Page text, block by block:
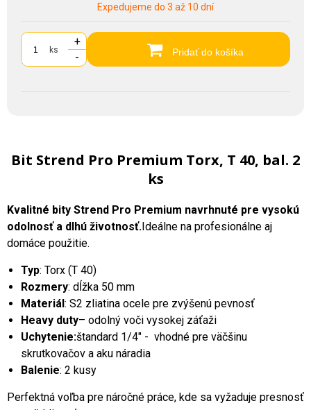
Expedujeme do 3 až 10 dní
ks
+
-
Pridať do košíka
Bit Strend Pro Premium Torx, T 40, bal. 2
ks
Kvalitné bity Strend Pro Premium navrhnuté pre vysokú
odolnosť a dlhú životnosť.Ideálne na profesionálne aj
domáce použitie.
Typ: Torx (T 40)
Rozmery: dĺžka 50 mm
Materiál: S2 zliatina ocele pre zvýšenú pevnosť
Heavy duty– odolný voči vysokej záťaži
Uchytenie:štandard 1/4" - vhodné pre väčšinu
skrutkovačov a aku náradia
Balenie: 2 kusy
Perfektná voľba pre náročné práce, kde sa vyžaduje presnosť